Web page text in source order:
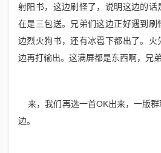
射阳书，这边刷怪了，说明这边的
在是三包送。兄弟们这边正好遇到
边烈火狗书，还有冰雹下都出了。
边再打输出。这满屏都是东西啊，兄弟
来，我们再选一首OK出来，一版
边。